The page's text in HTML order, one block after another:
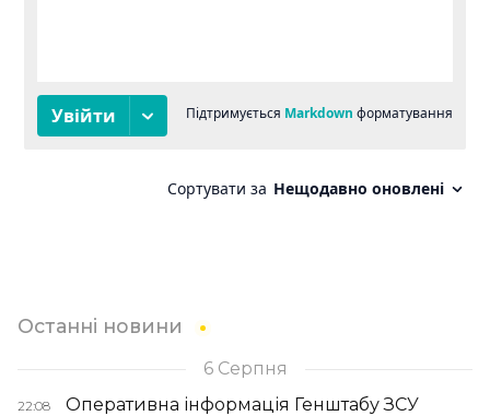
Останні новини
6 Серпня
22:08
Оперативна інформація Генштабу ЗСУ